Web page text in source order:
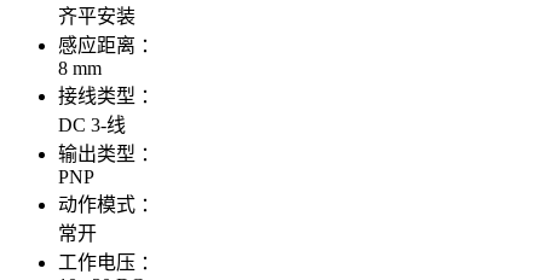
齐平安装
感应距离 ：
8 mm
接线类型 ：
DC 3-线
输出类型 ：
PNP
动作模式 ：
常开
工作电压 ：